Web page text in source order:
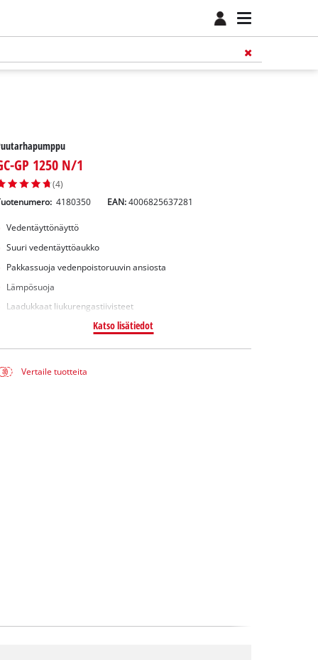
GP 1250 N/1
(4)
4180350 EAN:4006825637281
Vedentäyttönäyttö
Suuri vedentäyttöaukko
Pakkassuoja vedenpoistoruuvin ansiosta
Lämpösuoja
Laadukkaat liukurengastiivisteet
Katso lisätiedot
Vertaile tuotteita